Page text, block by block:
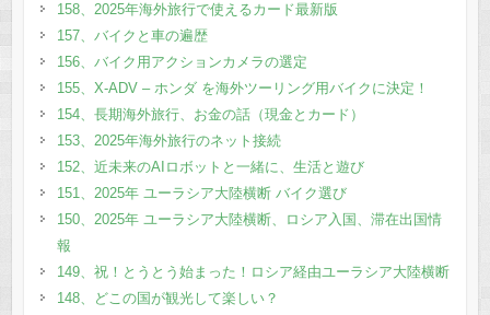
158、2025年海外旅行で使えるカード最新版
157、バイクと車の遍歴
156、バイク用アクションカメラの選定
155、X-ADV – ホンダ を海外ツーリング用バイクに決定！
154、長期海外旅行、お金の話（現金とカード）
153、2025年海外旅行のネット接続
152、近未来のAIロボットと一緒に、生活と遊び
151、2025年 ユーラシア大陸横断 バイク選び
150、2025年 ユーラシア大陸横断、ロシア入国、滞在出国情
報
149、祝！とうとう始まった！ロシア経由ユーラシア大陸横断
148、どこの国が観光して楽しい？